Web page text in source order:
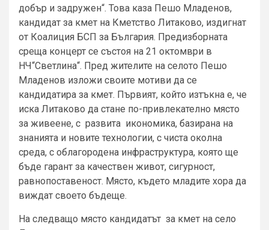
добър и задружен“. Това каза Пешо Младенов,
кандидат за кмет на Кметство Литаково, издигнат
от Коалиция БСП за България. Предизборната
среща концерт се състоя на 21 октомври в
НЧ“Светлина“. Пред жителите на селото Пешо
Младенов изложи своите мотиви да се
кандидатира за кмет. Първият, който изтъкна е, че
иска Литаково да стане по-привлекателно място
за живеене, с развита икономика, базирана на
знанията и новите технологии, с чиста околна
среда, с облагородена инфраструктура, която ще
бъде гарант за качествен живот, сигурност,
равнопоставеност. Място, където младите хора да
виждат своето бъдеще.
На следващо място кандидатът за кмет на село